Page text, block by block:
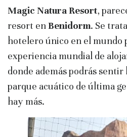
Magic Natura Resort,
resort enBenidorm. Se
hotelero único en el mundo
experiencia mundial de
donde además podrás
parque acuático de última
hay más.